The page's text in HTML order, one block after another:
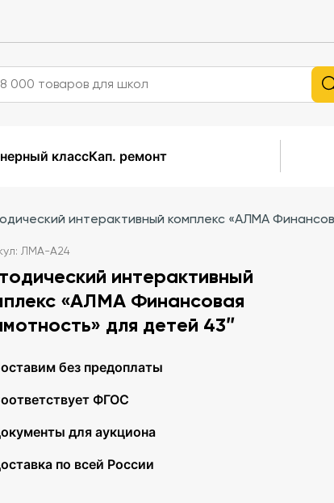
классКап. ремонт
интерактивный комплекс «АЛМА
ЛМА-А24
интерактивный
«АЛМА Финансовая
для детей 43″
без предоплаты
ФГОС
для аукциона
по всей России